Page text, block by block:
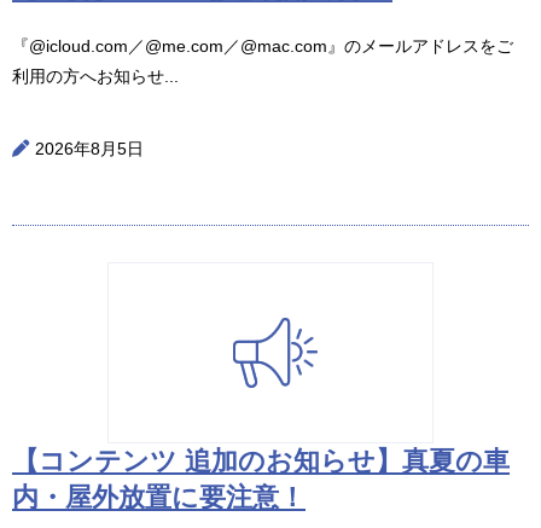
『@icloud.com／@me.com／@mac.com』のメールアドレスをご
利用の方へお知らせ...
2026年8月5日
【コンテンツ 追加のお知らせ】真夏の車
内・屋外放置に要注意！